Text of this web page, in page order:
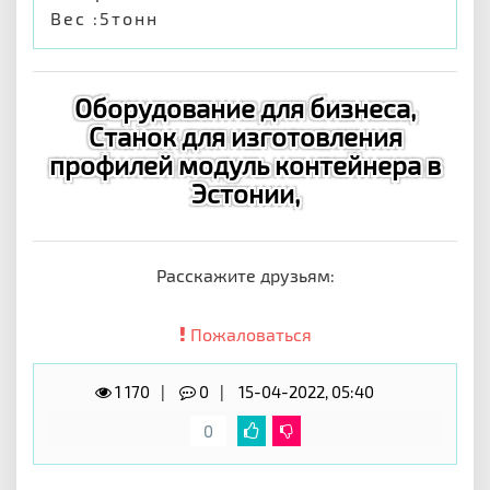
Вес :5тонн
Оборудование для бизнеса,
Станок для изготовления
профилей модуль контейнера в
Эстонии,
Расскажите друзьям:
Пожаловаться
1 170 0
15-04-2022, 05:40
0